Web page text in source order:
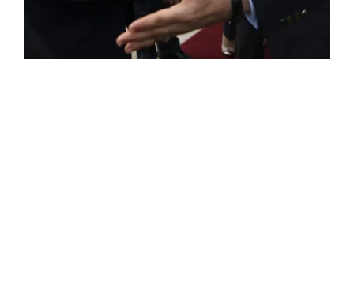
ROSE VALLAND, HEROÏNE DE LA RESISTANCE